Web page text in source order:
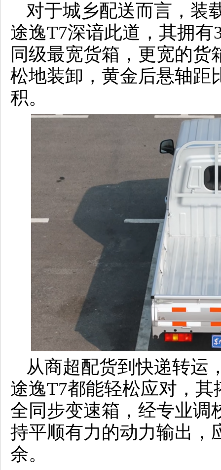
对于城乡配送而言，装
途逸T7深谙此道，其拥有
同级最宽货箱，更宽的
松地装卸，黄金后悬轴距
积。
从商超配货到快递转运
途逸T7都能轻松应对，
全同步变速箱，经专业调
持平顺有力的动力输出，
余。